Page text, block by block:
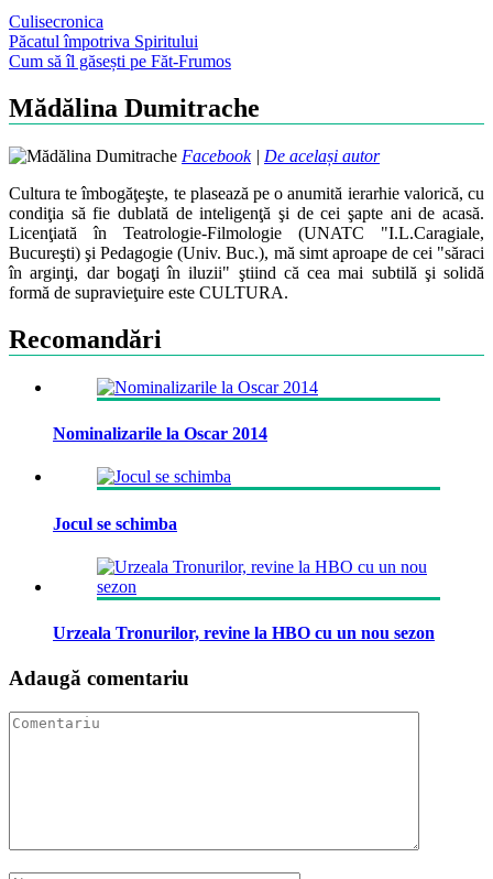
Culisecronica
Post
navigation
Păcatul împotriva Spiritului
Cum să îl găsești pe Făt-Frumos
Mădălina Dumitrache
Facebook| De același autor
Cultura te îmbogăţeşte, te plasează pe o anumită ierarhie valorică, cu
condiţia să fie dublată de inteligenţă şi de cei şapte ani de acasă.
Licenţiată în Teatrologie-Filmologie (UNATC "I.L.Caragiale,
Bucureşti) şi Pedagogie (Univ. Buc.), mă simt aproape de cei "săraci
în arginţi, dar bogaţi în iluzii" ştiind că cea mai subtilă şi solidă
formă de supravieţuire este CULTURA.
Recomandări
Nominalizarile la Oscar 2014
Jocul se schimba
Urzeala Tronurilor, revine la HBO cu un nou sezon
Adaugă comentariu